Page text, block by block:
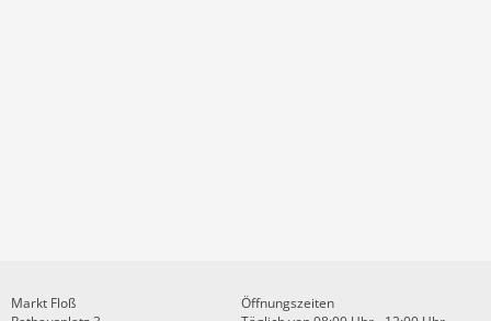
Markt Floß
Öffnungszeiten